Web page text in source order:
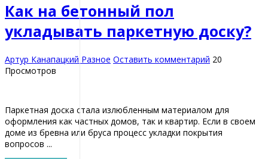
Как на бетонный пол
укладывать паркетную доску?
Артур Канапацкий Разное Оставить комментарий 20
Просмотров
Паркетная доска стала излюбленным материалом для
оформления как частных домов, так и квартир. Если в своем
доме из бревна или бруса процесс укладки покрытия
вопросов ...